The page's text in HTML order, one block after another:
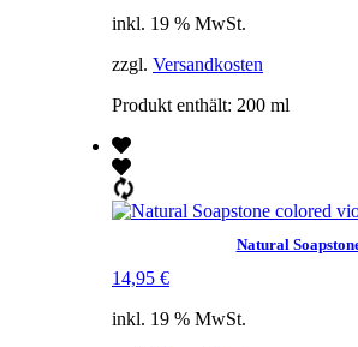
inkl. 19 % MwSt.
zzgl. Versandkosten
Produkt enthält: 200 ml
Natural
14,95 €
inkl. 19 % MwSt.